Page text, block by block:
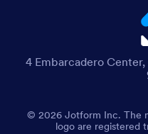
4 Embarcadero
© 2026 Jotform Inc. The
logo are registered